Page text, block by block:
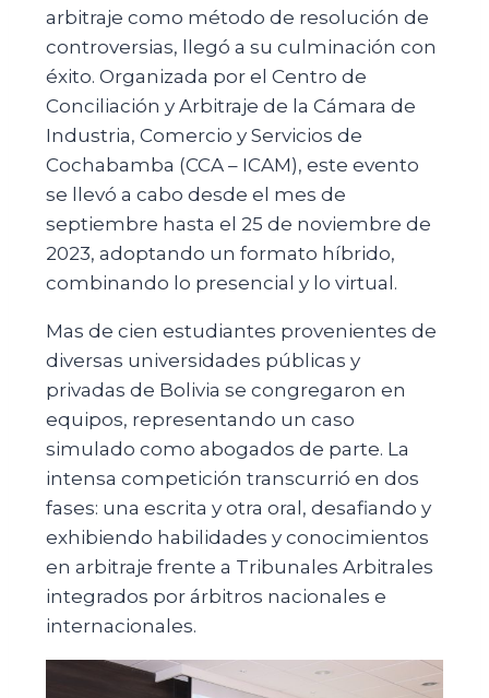
arbitraje como método de resolución de
controversias, llegó a su culminación con
éxito. Organizada por el Centro de
Conciliación y Arbitraje de la Cámara de
Industria, Comercio y Servicios de
Cochabamba (CCA – ICAM), este evento
se llevó a cabo desde el mes de
septiembre hasta el 25 de noviembre de
2023, adoptando un formato híbrido,
combinando lo presencial y lo virtual.
Mas de cien estudiantes provenientes de
diversas universidades públicas y
privadas de Bolivia se congregaron en
equipos, representando un caso
simulado como abogados de parte. La
intensa competición transcurrió en dos
fases: una escrita y otra oral, desafiando y
exhibiendo habilidades y conocimientos
en arbitraje frente a Tribunales Arbitrales
integrados por árbitros nacionales e
internacionales.